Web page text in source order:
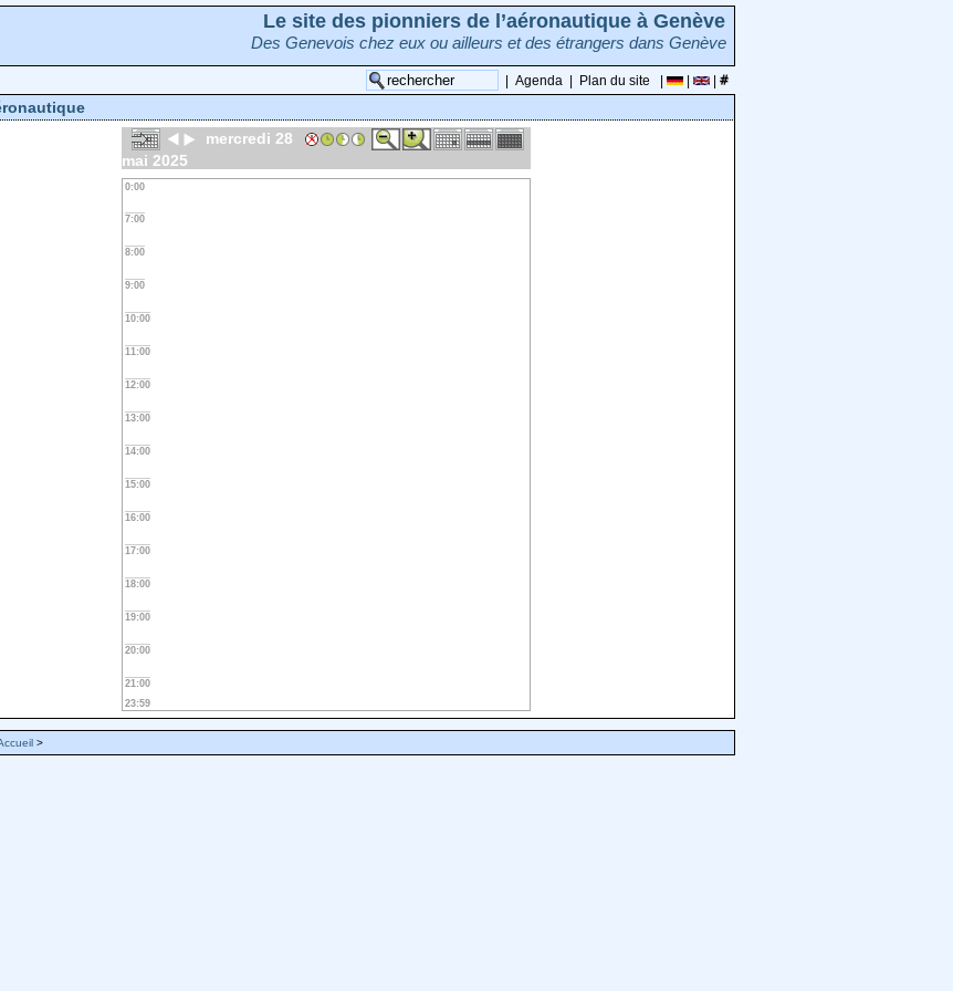
Le site des pionniers de l’aéronautique à Genève
Des Genevois chez eux ou ailleurs et des étrangers dans Genève
Agenda Plan du site
mercredi 28
mai 2025
0:00
7:00
8:00
9:00
10:00
11:00
12:00
13:00
14:00
15:00
16:00
17:00
18:00
19:00
20:00
21:00
23:59
>